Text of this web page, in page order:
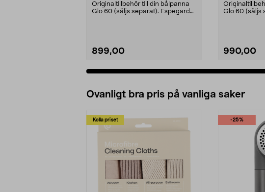
Originaltillbehör till din bålpanna
Glo 60 (säljs separat). Espegard
899,00
Glo 60 (säljs
990,00
Ovanligt bra pris på vanliga saker
Kolla priset -25%